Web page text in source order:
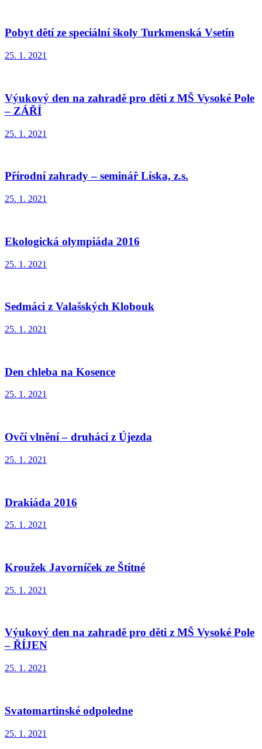
Pobyt dětí ze speciální školy Turkmenská Vsetín
25. 1. 2021
Výukový den na zahradě pro děti z MŠ Vysoké Pole
– ZÁŘÍ
25. 1. 2021
Přírodní zahrady – seminář Líska, z.s.
25. 1. 2021
Ekologická olympiáda 2016
25. 1. 2021
Sedmáci z Valašských Klobouk
25. 1. 2021
Den chleba na Kosence
25. 1. 2021
Ovčí vlnění – druháci z Újezda
25. 1. 2021
Drakiáda 2016
25. 1. 2021
Kroužek Javorníček ze Štítné
25. 1. 2021
Výukový den na zahradě pro děti z MŠ Vysoké Pole
– ŘÍJEN
25. 1. 2021
Svatomartinské odpoledne
25. 1. 2021